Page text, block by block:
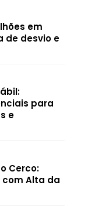
em
de desvio e
para
e
Cerco:
com Alta da